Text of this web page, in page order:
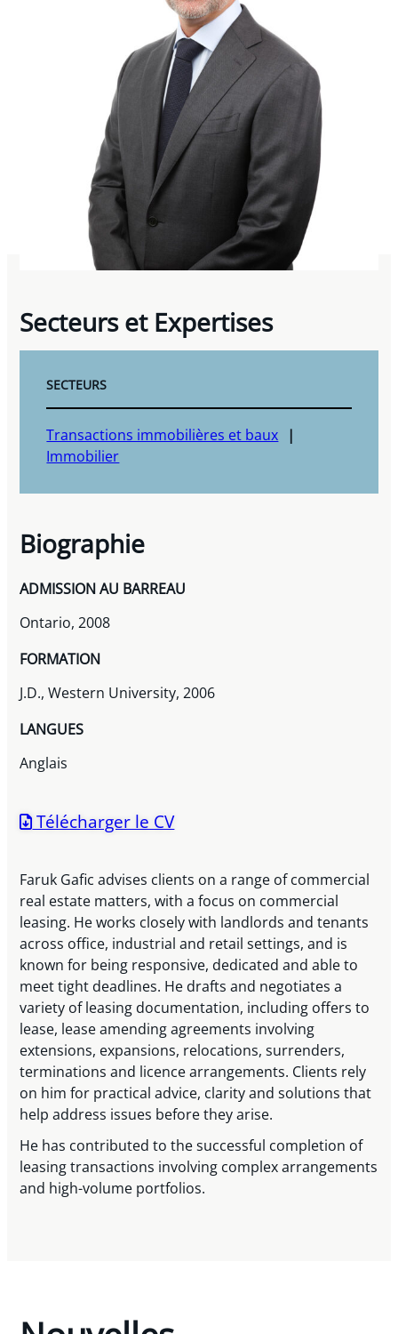
Secteurs et Expertises
SECTEURS
Transactions immobilières et baux
Immobilier
Biographie
ADMISSION AU BARREAU
Ontario, 2008
FORMATION
J.D., Western University, 2006
LANGUES
Anglais
Télécharger le CV
Faruk Gafic advises clients on a range of commercial
real estate matters, with a focus on commercial
leasing. He works closely with landlords and tenants
across office, industrial and retail settings, and is
known for being responsive, dedicated and able to
meet tight deadlines. He drafts and negotiates a
variety of leasing documentation, including offers to
lease, lease amending agreements involving
extensions, expansions, relocations, surrenders,
terminations and licence arrangements. Clients rely
on him for practical advice, clarity and solutions that
help address issues before they arise.
He has contributed to the successful completion of
leasing transactions involving complex arrangements
and high-volume portfolios.